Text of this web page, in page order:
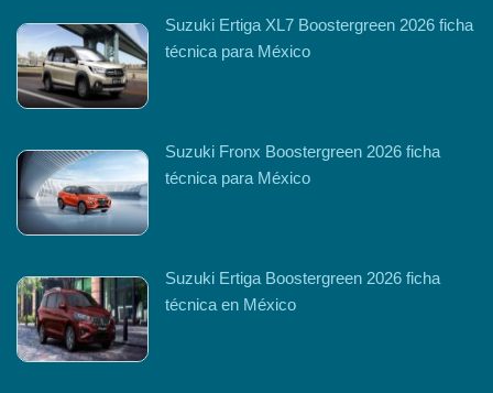
Suzuki Ertiga XL7 Boostergreen 2026 ficha
técnica para México
Suzuki Fronx Boostergreen 2026 ficha
técnica para México
Suzuki Ertiga Boostergreen 2026 ficha
técnica en México